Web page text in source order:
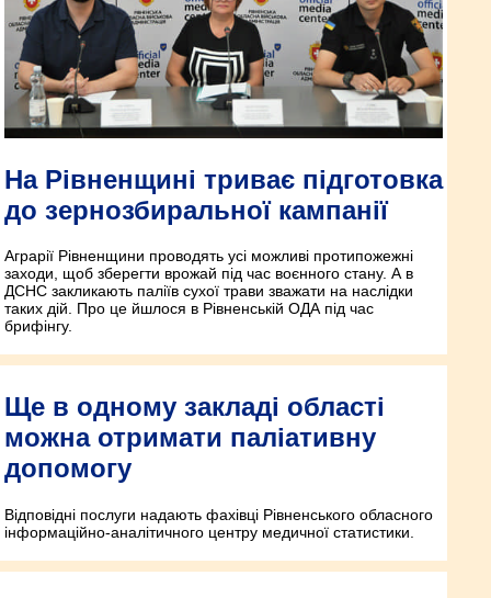
На Рівненщині триває підготовка
до зернозбиральної кампанії
Аграрії Рівненщини проводять усі можливі протипожежні
заходи, щоб зберегти врожай під час воєнного стану. А в
ДСНС закликають паліїв сухої трави зважати на наслідки
таких дій. Про це йшлося в Рівненській ОДА під час
брифінгу.
Ще в одному закладі області
можна отримати паліативну
допомогу
Відповідні послуги надають фахівці Рівненського обласного
інформаційно-аналітичного центру медичної статистики.